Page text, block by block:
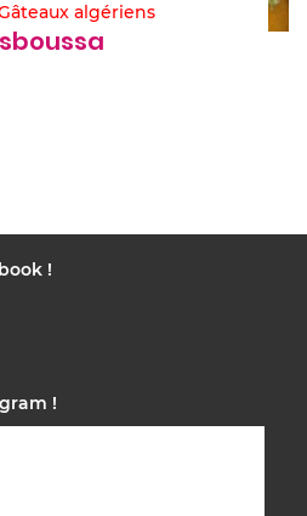
algériens
!
!